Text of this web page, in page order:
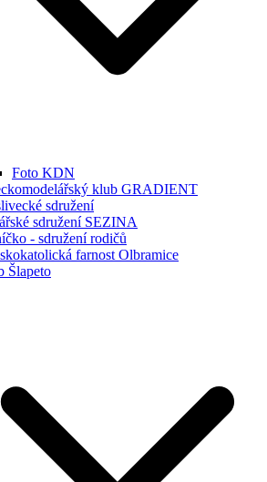
Foto KDN
klub GRADIENT
sdružení
sdružení SEZINA
- sdružení rodičů
farnost Olbramice
Šlapeto